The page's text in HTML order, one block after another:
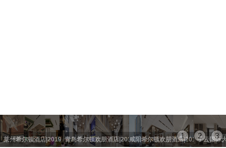
1 2 3
莱州希尔顿酒店|2019 青岛希尔顿欢朋酒店|2019咸阳希尔顿欢朋酒店|2019子云国际